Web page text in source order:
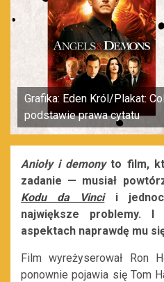
Grafika: Eden Król/Plakat:
podstawie prawa cytatu
Anioły i demonyto film,
zadanie — musiał
Kodu da Vincii
największe problemy.
aspektach naprawdę mu
Film wyreżyserował Ron
ponownie pojawia się Tom